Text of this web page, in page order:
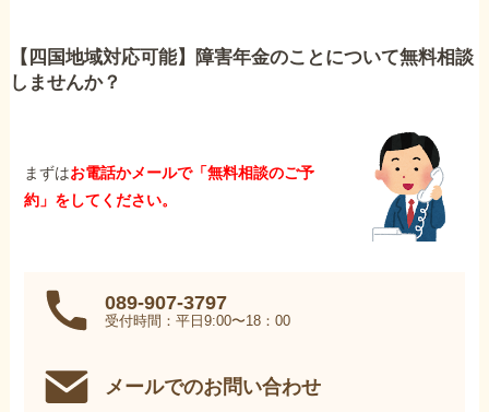
【四国地域対応可能】障害年金のことについて無料相談
しませんか？
まずはお電話かメールで「無料相談のご予
約」をしてください。
089-907-3797
受付時間：平日9:00〜18：00
メールでのお問い合わせ